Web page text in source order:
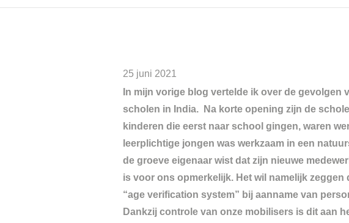
25 juni 2021
In mijn vorige blog vertelde ik over de gevolgen
scholen in India. Na korte opening zijn de
kinderen die eerst naar school gingen, waren
leerplichtige jongen was werkzaam in een
de groeve eigenaar wist dat zijn nieuwe
is voor ons opmerkelijk. Het wil namelijk
“age verification system” bij aanname van
Dankzij controle van onze mobilisers is dit aan